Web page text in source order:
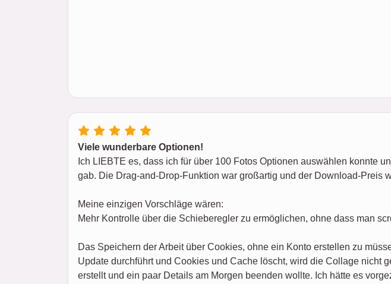
Viele wunderbare Optionen!
Ich LIEBTE es, dass ich für über 100 Fotos Optionen auswählen konnte
gab. Die Drag-and-Drop-Funktion war großartig und der Download-Preis
Meine einzigen Vorschläge wären:
Mehr Kontrolle über die Schieberegler zu ermöglichen, ohne dass man
Das Speichern der Arbeit über Cookies, ohne ein Konto erstellen zu
Update durchführt und Cookies und Cache löscht, wird die Collage nicht
erstellt und ein paar Details am Morgen beenden wollte. Ich hätte es